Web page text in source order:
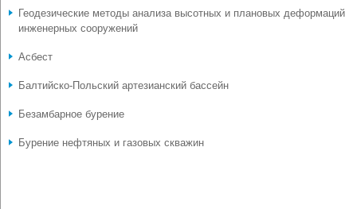
Геодезические методы анализа высотных и плановых деформаций
инженерных сооружений
Асбест
Балтийско-Польский артезианский бассейн
Безамбарное бурение
Бурение нефтяных и газовых скважин